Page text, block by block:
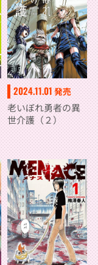
2024.11.01 発売
老いぼれ勇者の異
世介護（２）